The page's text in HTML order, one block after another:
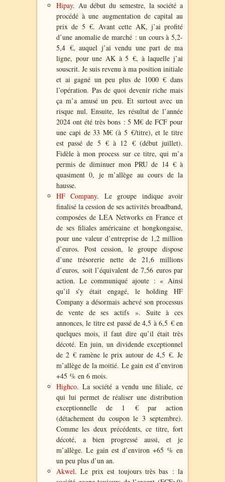
Hipay. Au début du semestre, la société a
procédé à une augmentation de capital au
prix de 5 €. Avant cette AK, j’ai profité
d’une anomalie de marché : un cours à 5,2-
5,4 €, auquel j’ai vendu une part de ma
ligne, pour une AK à 5 €, à laquelle j’ai
souscrit. Je suis revenu à ma position initiale
et ai gagné un peu plus de 1000 € dans
l’opération. Pas de quoi devenir riche mais
ça m’a amusé un peu. Et surtout avec un
risque nul. Ensuite, les résultat de l’année
2024 ont été très bons : 5 M€ de FCF pour
une capi de 33 M€ (à 5 €/titre), et le titre
est passé de 5 € à 12 € (début juillet).
Fidèle à mon process sur ce titre, qui m’a
permis de diminuer mon PRU de 14 € à
quasiment 0, je m’allège au cours de la
hausse.
HF Company. Le groupe indique avoir
finalisé la cession de ses activités broadband,
composées de LEA Networks en France et
de ses filiales américaine et hongkongaise,
pour une valeur d’entreprise de 1,2 million
d’euros. Post cession, le groupe dispose
d’une trésorerie nette de 21,6 millions
d’euros, soit l’équivalent de 7,56 euros par
action. Le communiqué ajoute : « Ainsi
qu’il s’y était engagé, le holding HF
Company a désormais achevé son processus
de vente de ses actifs ». Suite à ces
annonces, le titre est passé de 4,5 à 6,5 € en
quelques mois, il faut dire qu’il était très
décoté. En juin, un dividende exceptionnel
de 2 € ramène le prix autour de 4,5 €. Je
m’allège de la moitié. Le gain est d’environ
+45 % en 6 mois.
Highco. La société a vendu une filiale, ce
qui lui permet de réaliser une distribution
exceptionnelle de 1 € par action
(détachement du coupon le 3 septembre).
Comme les deux précédents, ce titre, fort
décoté, a bien progressé aussi, et je
m’allège. Le gain est d’environ +65 % en
un peu plus d’un an.
Akwel. Le prix est toujours très bas : la